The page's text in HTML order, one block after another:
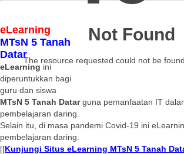
eLearning
MTsN 5 Tanah
Datar
eLearning ini
diperuntukkan bagi
guru dan siswa
MTsN 5 Tanah Datarguna pemanfaatan IT
pembelajaran daring.
Selain itu, di masa pandemi Covid-19 ini
pembelajaran daring.
[[Kunjungi Situs eLearning MTsN 5 Tanah
Not Found
The resource requested could not be